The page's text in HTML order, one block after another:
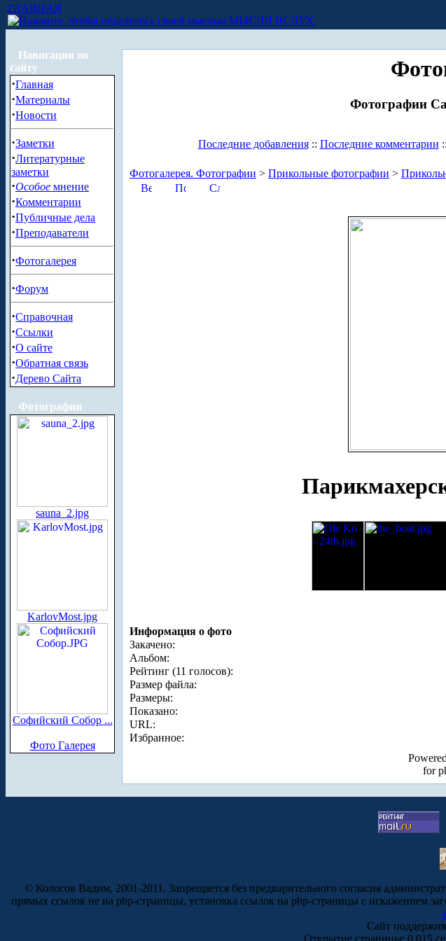
ГЛАВНАЯ
МЫСЛИ ВСЛУХ
Навигация по
сайту
·Главная
·Материалы
·Новости
·Заметки
·Литературные
заметки
·Особое мнение
·Комментарии
·Публичные дела
·Преподаватели
·Фотогалерея
·Форум
·Справочная
·Ссылки
·О сайте
·Обратная связь
·Дерево Сайта
Фотографии
sauna_2.jpg
KarlovMost.jpg
Софийский Собор ...
Фото Галерея
Фотографии
Последние добавления:: Последние комментарии ::
Фотогалерея. Фотографии > Прикольные фотографии >
Информация о фото
Закачено:
Альбом:
Рейтинг (11 голосов):
Размер файла:
Размеры:
Показано:
URL:
Избранное:
for
© Колосов Вадим, 2001-2011. Запрещается без предварительного согласия
прямых ссылок не на php-страницы, установка ссылок на php-страницы с искажением
Сайт
Открытие страницы: 0.015